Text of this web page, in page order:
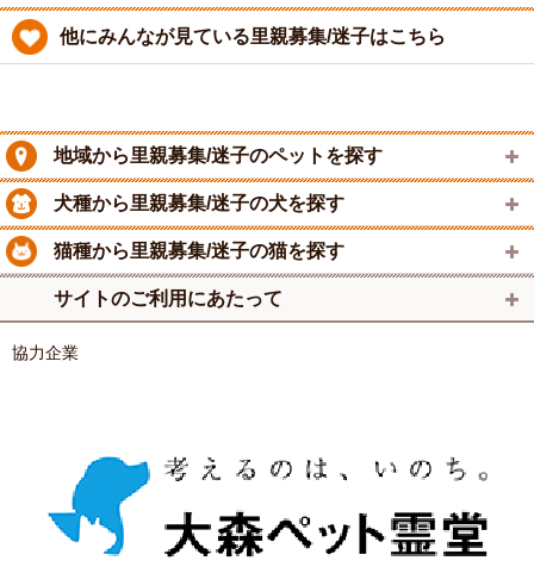
他にみんなが見ている里親募集/迷子はこちら
地域から里親募集/迷子のペットを探す
犬種から里親募集/迷子の犬を探す
猫種から里親募集/迷子の猫を探す
サイトのご利用にあたって
協力企業